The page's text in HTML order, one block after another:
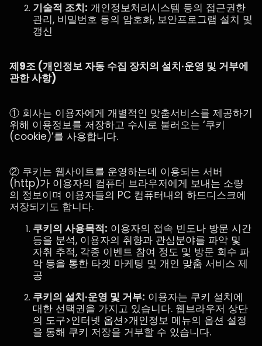
기술적 조치: 개인정보처리시스템 등의 접근권한
관리, 비밀번호 등의 암호화, 보안프로그램 설치 및
갱신
제9조 (개인정보 자동 수집 장치의 설치∙운영 및 거부에
관한 사항)
① 회사는 이용자에게 개별적인 맞춤서비스를 제공하기
위해 이용정보를 저장하고 수시로 불러오는 ‘쿠키
(cookie)’를 사용합니다.
② 쿠키는 웹사이트를 운영하는데 이용되는 서버
(http)가 이용자의 컴퓨터 브라우저에게 보내는 소량
의 정보이며 이용자들의 PC 컴퓨터내의 하드디스크에
저장되기도 합니다.
쿠키의 사용목적: 이용자의 접속 빈도나 방문 시간
등을 분석, 이용자의 취향과 관심분야를 파악 및
자취 추적, 각종 이벤트 참여 정도 및 방문 회수 파
악 등을 통한 타겟 마케팅 및 개인 맞춤 서비스 제
공
쿠키의 설치∙운영 및 거부: 이용자는 쿠키 설치에
대한 선택권을 가지고 있습니다. 웹브라우저 상단
의 도구>인터넷 옵션>개인정보 메뉴의 옵션 설정
을 통해 쿠키 저장을 거부할 수 있습니다.